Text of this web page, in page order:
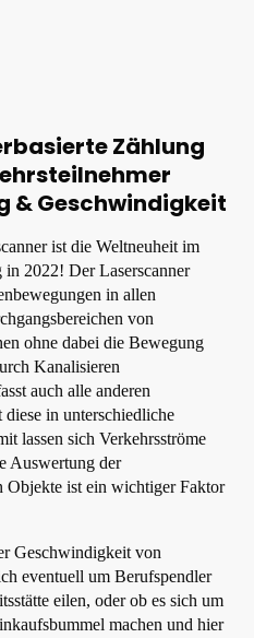
Zählung
& Geschwindigkeit
ist die Weltneuheit im
2022! Der Laserscanner
in allen
von
ohne dabei die Bewegung
Kanalisieren
auch alle anderen
in unterschiedliche
lassen sich Verkehrsströme
Auswertung der
Objekte ist ein wichtiger Faktor
Geschwindigkeit von
eventuell um Berufspendler
eilen, oder ob es sich um
machen und hier